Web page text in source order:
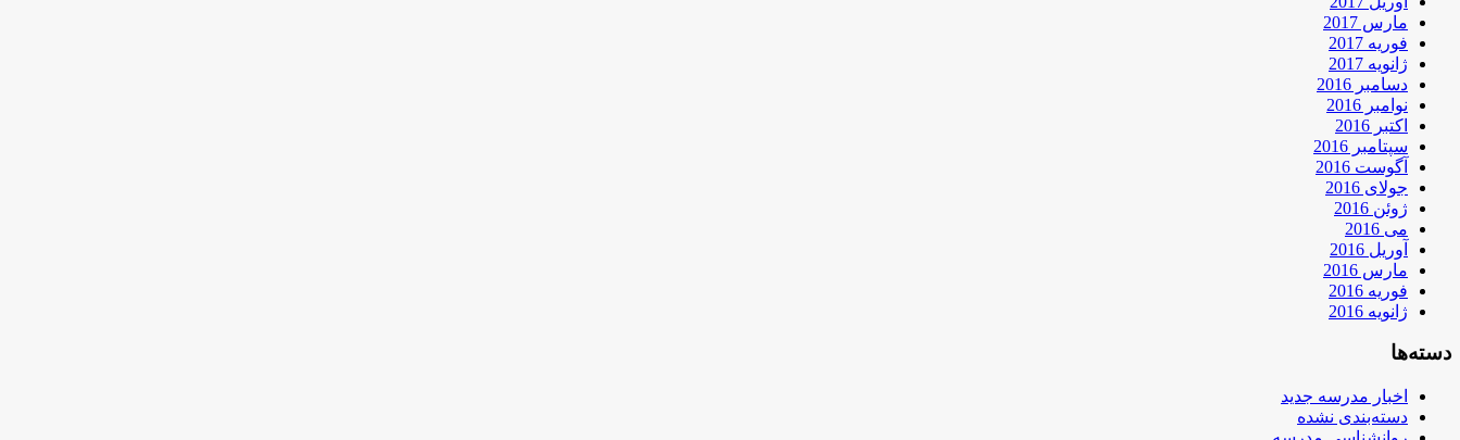
مارس 2017
فوریه 2017
ژانویه 2017
دسامبر 2016
نوامبر 2016
اکتبر 2016
سپتامبر 2016
آگوست 2016
جولای 2016
ژوئن 2016
می 2016
آوریل 2016
مارس 2016
فوریه 2016
ژانویه 2016
دسته‌ها
اخبار مدرسه جدید
دسته‌بندی نشده